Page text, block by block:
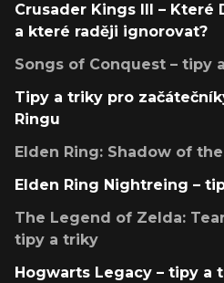
Crusader Kings III – Které
a které raději ignorovat?
Songs of Conquest – tipy
Tipy a triky pro
Ringu
Elden Ring: Shadow of
Elden Ring Nightreing –
The Legend of Zelda:
tipy a triky
Hogwarts Legacy – tipy a